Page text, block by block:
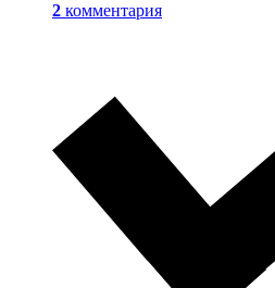
2 комментария